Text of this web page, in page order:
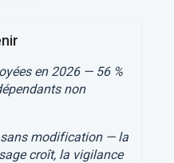
en 2026 — 56 %
non
modification — la
croît, la vigilance